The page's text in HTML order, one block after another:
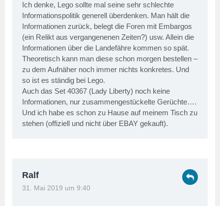
Ich denke, Lego sollte mal seine sehr schlechte
Informationspolitik generell überdenken. Man hält die
Informationen zurück, belegt die Foren mit Embargos
(ein Relikt aus vergangenenen Zeiten?) usw. Allein die
Informationen über die Landefähre kommen so spät.
Theoretisch kann man diese schon morgen bestellen –
zu dem Aufnäher noch immer nichts konkretes. Und
so ist es ständig bei Lego.
Auch das Set 40367 (Lady Liberty) noch keine
Informationen, nur zusammengestückelte Gerüchte….
Und ich habe es schon zu Hause auf meinem Tisch zu
stehen (offiziell und nicht über EBAY gekauft).
Ralf
31. Mai 2019 um 9:40